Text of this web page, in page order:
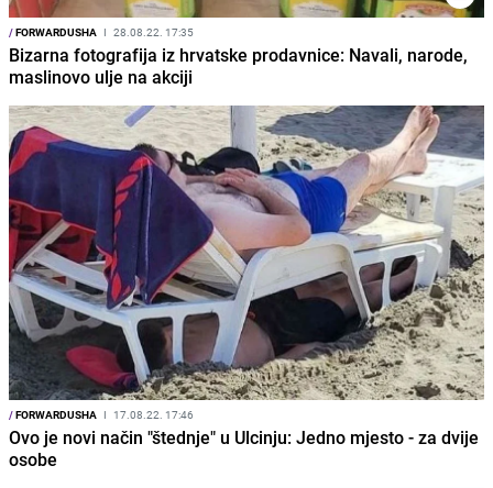
/FORWARDUSHA I 28.08.22. 17:35
Bizarna fotografija iz hrvatske prodavnice: Navali, narode,
maslinovo ulje na akciji
/FORWARDUSHA I 17.08.22. 17:46
Ovo je novi način "štednje" u Ulcinju: Jedno mjesto - za dvije
osobe